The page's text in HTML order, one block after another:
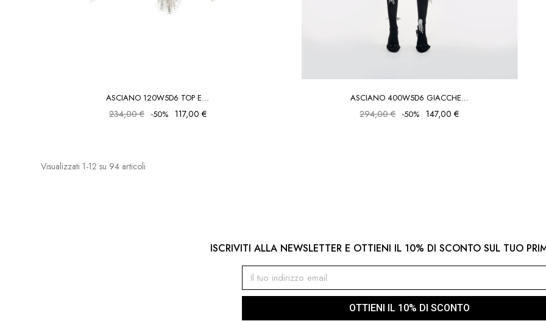
ASCIANO 120W5D6 TOP E...
234,00 € -50% 117,00 €
ASCIANO 400W5D6 GIACCHE...
294,00 € -50% 147,00 €
Visualizzati 1-12 su 94 articoli
ISCRIVITI ALLA NEWSLETTER E OTTIENI IL 10% DI SCONTO SUL TUO
OTTIENI IL 10% DI SCONTO